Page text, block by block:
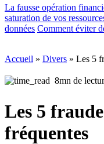
La fausse opération
saturation de vos
données Comment éviter
Accueil » Divers » Les 5
8mn de
Les 5
fréquentes